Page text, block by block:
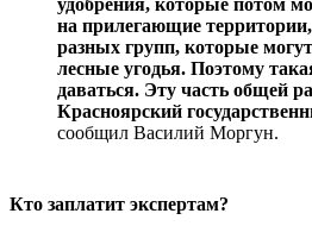
удобрения, которые потом
на прилегающие
разных групп, которые
лесные угодья. Поэтому
даваться. Эту часть общей
Красноярский
сообщил Василий Моргун.
Кто заплатит экспертам?